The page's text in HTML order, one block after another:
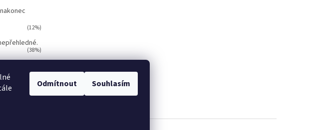
Odmítnout Souhlasím
(12%)
(38%)
stavebních strojů NTC